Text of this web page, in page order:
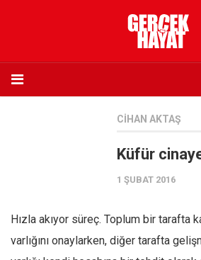
Eksik sayıların temini
CIHAN AKTAŞ
Küfür
1 ŞUBAT 2016
Hızla akıyor süreç. Toplum bir tarafta
varlığını onaylarken, diğer tarafta